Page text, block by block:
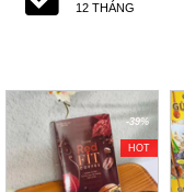
12 THÁNG
-39%
HOT